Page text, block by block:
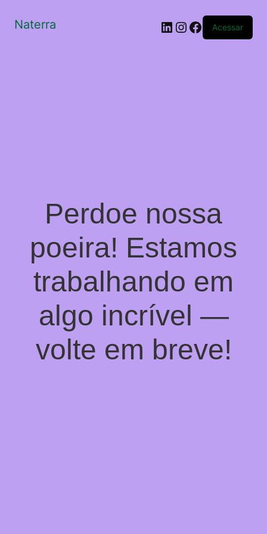
Naterra LinkedIn
Instagram
Facebook
Acessar
Perdoe nossa
poeira! Estamos
trabalhando em
algo incrível —
volte em breve!